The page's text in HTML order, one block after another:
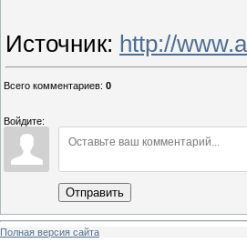
Источник: http://
Всего комментариев: 0
Войдите:
Отправить
Полная версия сайта